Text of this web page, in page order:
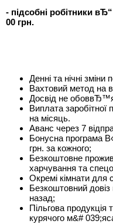
- підсобні робітники
00 грн.
Денні та нічні зміни
Вахтовий метод на
Досвід не
Виплата заробітної
на місяць.
Аванс через 7
Бонусна програма
грн. за кожного;
Безкоштовне
харчування та
Окремі кімнати для
Безкоштовний довіз
назад;
Пільгова продукція
курячого м&#